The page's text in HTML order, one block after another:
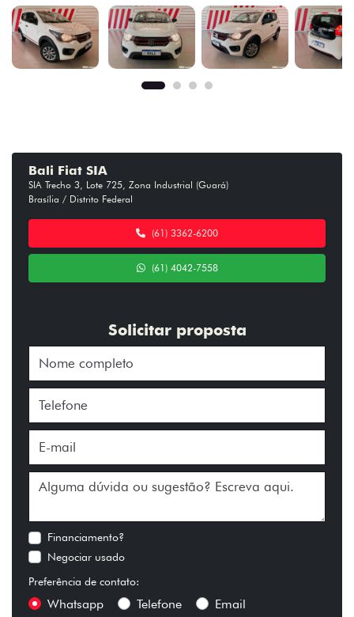
Bali Fiat SIA
SIA Trecho 3, Lote 725, Zona Industrial (Guará)
Brasília / Distrito Federal
(61) 3362-6200
(61) 4042-7558
Solicitar proposta
Financiamento?
Negociar usado
Preferência de contato:
Whatsapp Telefone Email